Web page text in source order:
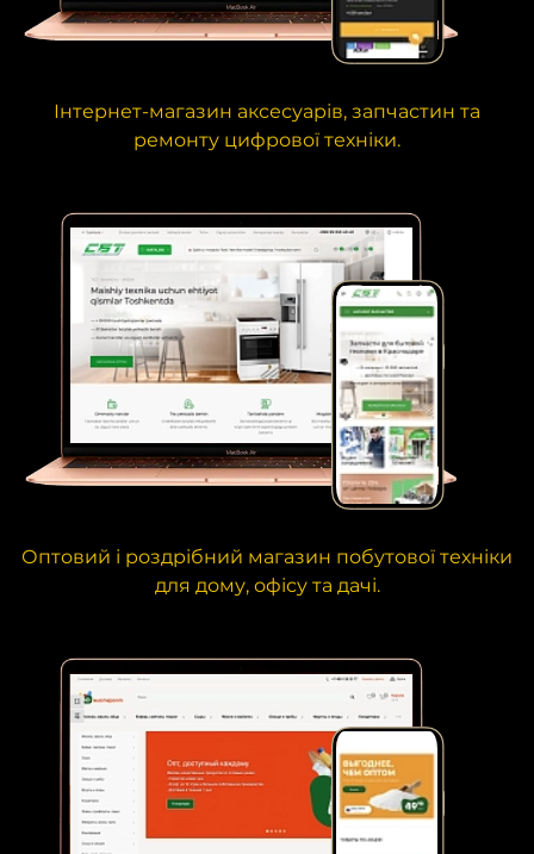
Інтернет-магазин аксесуарів, запчастин та
ремонту цифрової техніки.
Оптовий і роздрібний магазин побутової техніки
для дому, офісу та дачі.